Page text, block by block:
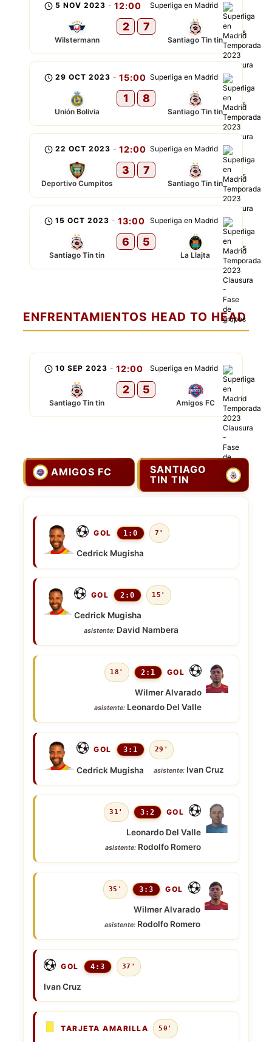
Superliga en Madrid
5 NOV 2023 - 12:00
Wilstermann
2 7
Santiago Tin tin
Superliga en Madrid
29 OCT 2023 - 15:00
Unión Bolivia
1 8
Santiago Tin tin
Superliga en Madrid
22 OCT 2023 - 12:00
Deportivo Cumpitos
3 7
Santiago Tin tin
Superliga en Madrid
15 OCT 2023 - 13:00
Santiago Tin tin
6 5
La Llajta
ENFRENTAMIENTOS HEAD TO HEAD
Superliga en Madrid
10 SEP 2023 - 12:00
Santiago Tin tin
2 5
Amigos FC
AMIGOS FC
SANTIAGO
TIN TIN
GOL 1:0 7'
Cedrick Mugisha
GOL 2:0 15'
Cedrick Mugisha
asistente: David Nambera
18' 2:1 GOL
Wilmer Alvarado
asistente: Leonardo Del Valle
GOL 3:1 29'
Cedrick Mugisha asistente: Ivan Cruz
31' 3:2 GOL
Leonardo Del Valle
asistente: Rodolfo Romero
35' 3:3 GOL
Wilmer Alvarado
asistente: Rodolfo Romero
GOL 4:3 37'
Ivan Cruz
TARJETA AMARILLA 50'